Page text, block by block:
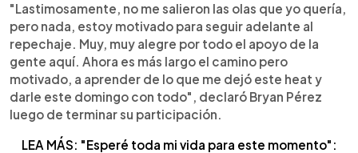
"Lastimosamente, no me salieron las olas que yo quería,
pero nada, estoy motivado para seguir adelante al
repechaje. Muy, muy alegre por todo el apoyo de la
gente aquí. Ahora es más largo el camino pero
motivado, a aprender de lo que me dejó este heat y
darle este domingo con todo", declaró Bryan Pérez
luego de terminar su participación.
LEA MÁS: "Esperé toda mi vida para este momento":